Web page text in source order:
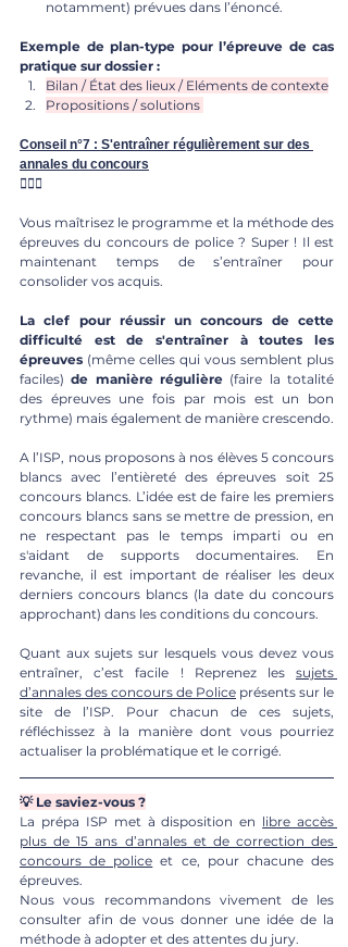
notamment) prévues dans l’énoncé.
Exemple de plan-type pour l’épreuve de cas
pratique sur dossier :
Bilan / État des lieux / Eléments de contexte
Propositions / solutions
Conseil n°7 : S'entraîner régulièrement sur des
annales du concours
🏋🏾‍♀️
Vous maîtrisez le programme et la méthode des
épreuves du concours de police ? Super ! Il est
maintenant temps de s’entraîner pour
consolider vos acquis.
La clef pour réussir un concours de cette
difficulté est de s'entraîner à toutes les
épreuves (même celles qui vous semblent plus
faciles) de manière régulière (faire la totalité
des épreuves une fois par mois est un bon
A l’ISP, nous proposons à nos élèves 5 concours
blancs avec l’entièreté des épreuves soit 25
concours blancs. L’idée est de faire les premiers
concours blancs sans se mettre de pression, en
ne respectant pas le temps imparti ou en
s'aidant de supports documentaires. En
revanche, il est important de réaliser les deux
derniers concours blancs (la date du concours
approchant) dans les conditions du concours.
Quant aux sujets sur lesquels vous devez vous
entraîner, c’est facile ! Reprenez les sujets
d’annales des concours de Police présents sur le
site de l’ISP. Pour chacun de ces sujets,
réfléchissez à la manière dont vous pourriez
actualiser la problématique et le corrigé.
💡 Le saviez-vous ?
La prépa ISP met à disposition en libre accès
plus de 15 ans d’annales et de correction des
concours de police et ce, pour chacune des
épreuves.
Nous vous recommandons vivement de les
consulter afin de vous donner une idée de la
méthode à adopter et des attentes du jury.